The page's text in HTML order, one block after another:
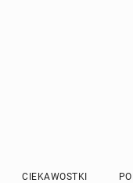
CIEKAWOSTKI